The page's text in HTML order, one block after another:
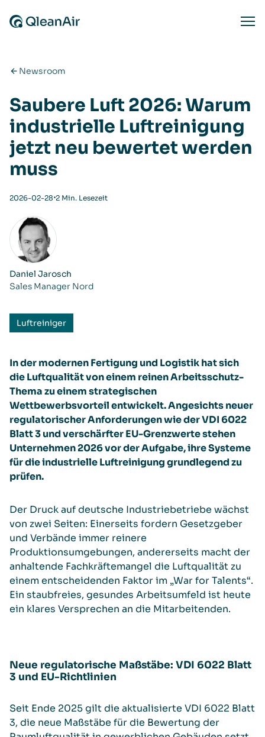
Newsroom
Saubere Luft 2026: Warum
industrielle Luftreinigung
jetzt neu bewertet werden
muss
2026-02-28⋅2 Min. Lesezeit
Daniel Jarosch
Sales Manager Nord
Luftreiniger
In der modernen Fertigung und Logistik hat sich
die Luftqualität von einem reinen Arbeitsschutz-
Thema zu einem strategischen
Wettbewerbsvorteil entwickelt. Angesichts neuer
regulatorischer Anforderungen wie der VDI 6022
Blatt 3 und verschärfter EU-Grenzwerte stehen
Unternehmen 2026 vor der Aufgabe, ihre Systeme
für die industrielle Luftreinigung grundlegend zu
prüfen.
Der Druck auf deutsche Industriebetriebe wächst
von zwei Seiten: Einerseits fordern Gesetzgeber
und Verbände immer reinere
Produktionsumgebungen, andererseits macht der
anhaltende Fachkräftemangel die Luftqualität zu
einem entscheidenden Faktor im „War for Talents“.
Ein staubfreies, gesundes Arbeitsumfeld ist heute
ein klares Versprechen an die Mitarbeitenden.
Neue regulatorische Maßstäbe: VDI 6022 Blatt
3 und EU-Richtlinien
Seit Ende 2025 gilt die aktualisierte VDI 6022 Blatt
3, die neue Maßstäbe für die Bewertung der